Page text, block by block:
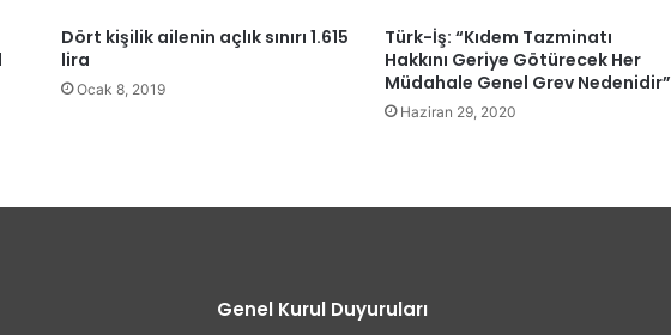
Dört kişilik ailenin açlık sınırı 1.615
lira
Ocak 8, 2019
Türk-İş: “Kıdem Tazminatı
Hakkını Geriye Götürecek Her
Müdahale Genel Grev Nedenidir”
Haziran 29, 2020
Genel Kurul Duyuruları